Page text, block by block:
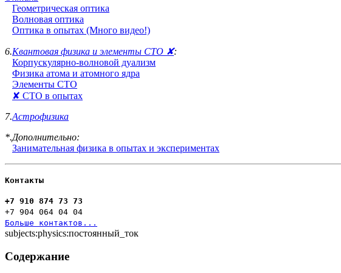
Геометрическая оптика
Волновая оптика
Оптика в опытах (Много видео!)
6.Квантовая физика и элементы СТО ✘:
Корпускулярно-волновой дуализм
Физика атома и атомного ядра
Элементы СТО
✘ СТО в опытах
7.Астрофизика
*.Дополнительно:
Занимательная физика в опытах и экспериментах
Контакты
+7 910 874 73 73
+7 904 064 04 04
Больше контактов...
subjects:physics:постоянный_ток
Содержание